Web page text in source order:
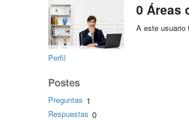
Perfil
Postes
Preguntas 1
Respuestas 0
0 Áreas
A este usuario